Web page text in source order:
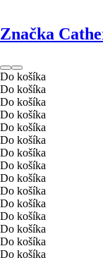
Značka
Do košíka
Do košíka
Do košíka
Do košíka
Do košíka
Do košíka
Do košíka
Do košíka
Do košíka
Do košíka
Do košíka
Do košíka
Do košíka
Do košíka
Do košíka